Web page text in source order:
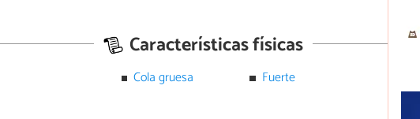
Características físicas
Cola gruesa Fuerte